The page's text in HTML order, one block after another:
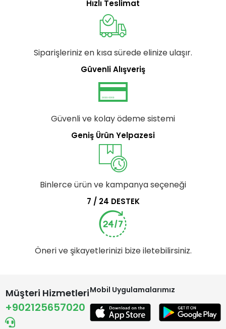
Hızlı Teslimat
Siparişleriniz en kısa sürede elinize ulaşır.
Güvenli Alışveriş
Güvenli ve kolay ödeme sistemi
Geniş Ürün Yelpazesi
Binlerce ürün ve kampanya seçeneği
7 / 24 DESTEK
Öneri ve şikayetlerinizi bize iletebilirsiniz.
Müşteri Hizmetleri
+902125657020
Mobil Uygulamalarımız